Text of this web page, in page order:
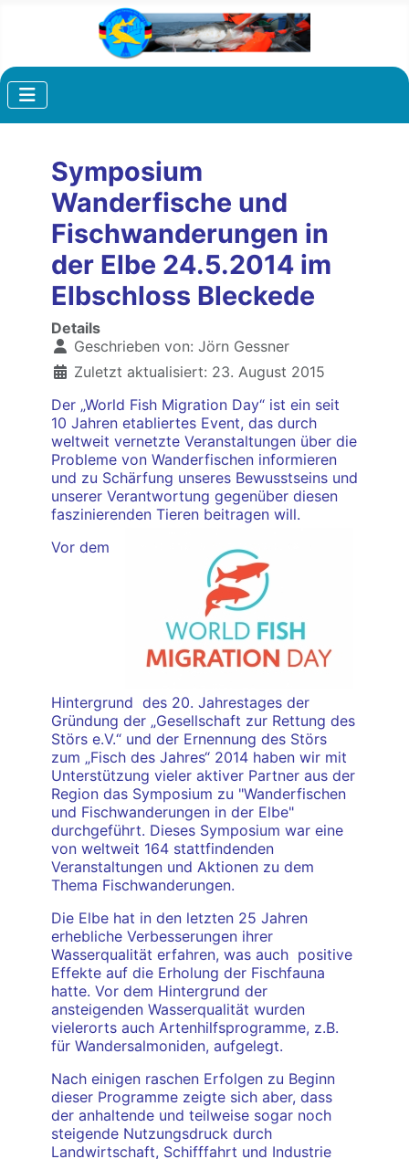
Symposium
Wanderfische und
Fischwanderungen in
der Elbe 24.5.2014 im
Elbschloss Bleckede
Details
Geschrieben von: Jörn Gessner
Zuletzt aktualisiert: 23. August 2015
Der „World Fish Migration Day“ ist ein seit
10 Jahren etabliertes Event, das durch
weltweit vernetzte Veranstaltungen über die
Probleme von Wanderfischen informieren
und zu Schärfung unseres Bewusstseins und
unserer Verantwortung gegenüber diesen
faszinierenden Tieren beitragen will.
Vor dem
Hintergrund des 20. Jahrestages der
Gründung der „Gesellschaft zur Rettung des
Störs e.V.“ und der Ernennung des Störs
zum „Fisch des Jahres“ 2014 haben wir mit
Unterstützung vieler aktiver Partner aus der
Region das Symposium zu "Wanderfischen
und Fischwanderungen in der Elbe"
durchgeführt. Dieses Symposium war eine
von weltweit 164 stattfindenden
Veranstaltungen und Aktionen zu dem
Thema Fischwanderungen.
Die Elbe hat in den letzten 25 Jahren
erhebliche Verbesserungen ihrer
Wasserqualität erfahren, was auch positive
Effekte auf die Erholung der Fischfauna
hatte. Vor dem Hintergrund der
ansteigenden Wasserqualität wurden
vielerorts auch Artenhilfsprogramme, z.B.
für Wandersalmoniden, aufgelegt.
Nach einigen raschen Erfolgen zu Beginn
dieser Programme zeigte sich aber, dass
der anhaltende und teilweise sogar noch
steigende Nutzungsdruck durch
Landwirtschaft, Schifffahrt und Industrie